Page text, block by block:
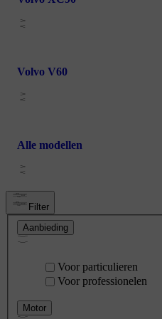
Volvo V60
Alle modellen
Filter
Aanbieding
Voor particulieren
Voor professionelen
Motor